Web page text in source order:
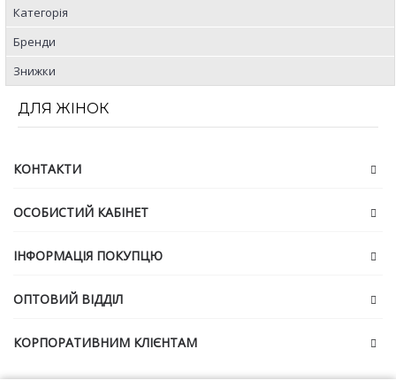
Категорія
Бренди
Знижки
ДЛЯ ЖІНОК
КОНТАКТИ
ОСОБИСТИЙ КАБІНЕТ
ІНФОРМАЦІЯ ПОКУПЦЮ
ОПТОВИЙ ВІДДІЛ
КОРПОРАТИВНИМ КЛІЄНТАМ